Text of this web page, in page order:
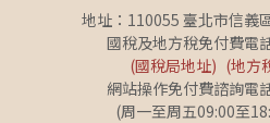
地址：110055 臺北市信義
國稅及地方稅免付費電
(國稅局地址) (地方
網站操作免付費諮詢電
(周一至周五09:00至